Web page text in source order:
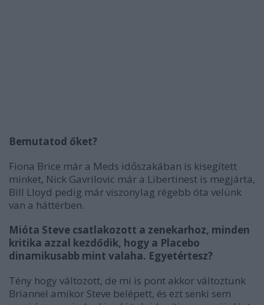
Bemutatod őket?
Fiona Brice már a Meds időszakában is kisegített
minket, Nick Gavrilovic már a Libertinest is megjárta,
Bill Lloyd pedig már viszonylag régebb óta velünk
van a háttérben.
Mióta Steve csatlakozott a zenekarhoz, minden
kritika azzal kezdődik, hogy a Placebo
dinamikusabb mint valaha. Egyetértesz?
Tény hogy változott, de mi is pont akkor változtunk
Briannel amikor Steve belépett, és ezt senki sem